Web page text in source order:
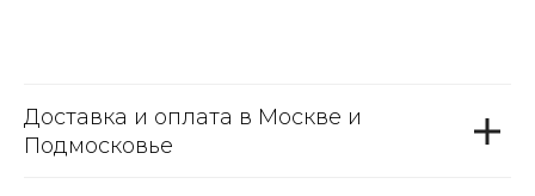
Доставка и оплата в Москве и
Подмосковье